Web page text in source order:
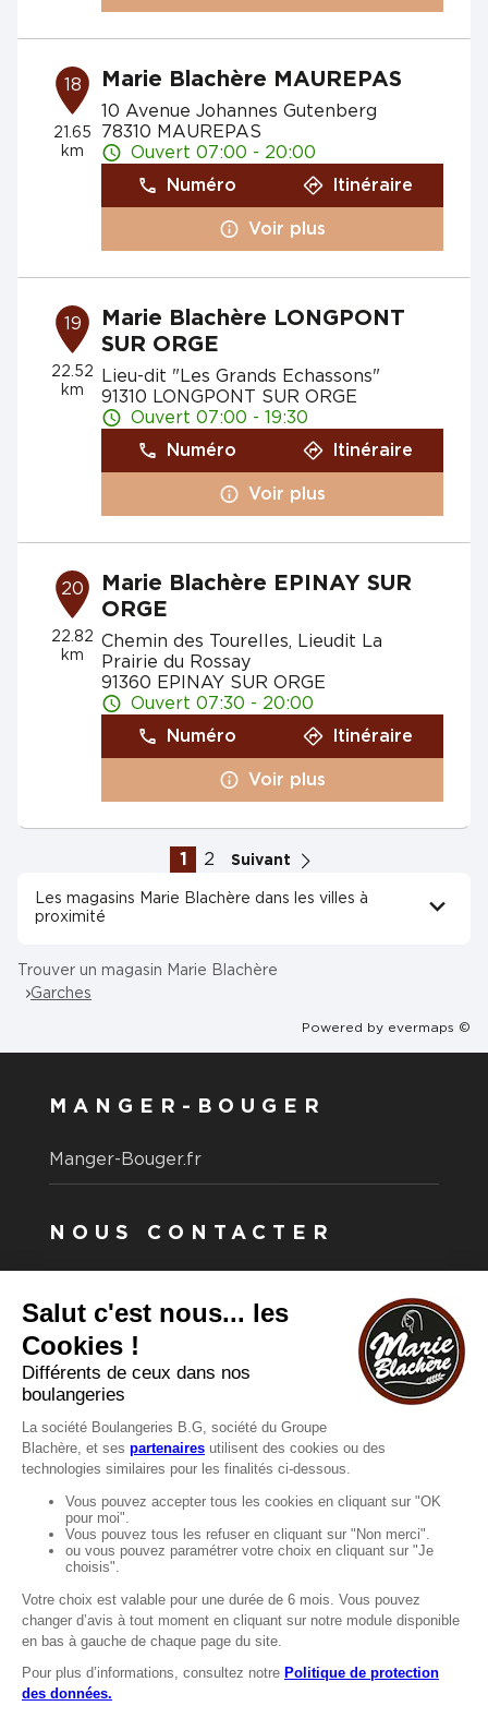
18
21.65
km
Marie Blachère MAUREPAS
10 Avenue Johannes Gutenberg
78310 MAUREPAS
Ouvert 07:00 - 20:00
Numéro
Itinéraire
Voir plus
19
22.52
km
Marie Blachère LONGPONT
SUR ORGE
Lieu-dit "Les Grands Echassons"
91310 LONGPONT SUR ORGE
Ouvert 07:00 - 19:30
Numéro
Itinéraire
Voir plus
20
22.82
km
Marie Blachère EPINAY SUR
ORGE
Chemin des Tourelles, Lieudit La
Prairie du Rossay
91360 EPINAY SUR ORGE
Ouvert 07:30 - 20:00
Numéro
Itinéraire
Voir plus
1 2 Suivant
Les magasins Marie Blachère dans les villes à
proximité
Trouver un magasin Marie Blachère
Garches
Powered by evermaps ©
MANGER-BOUGER
Manger-Bouger.fr
NOUS CONTACTER
Vous souhaitez nous contacter ?
Consultez notre FAQ.
FAQ
Recrutement
MENTIONS
Mentions légales
Protection des données
LignÉthique
Caractéristiques environnementales des